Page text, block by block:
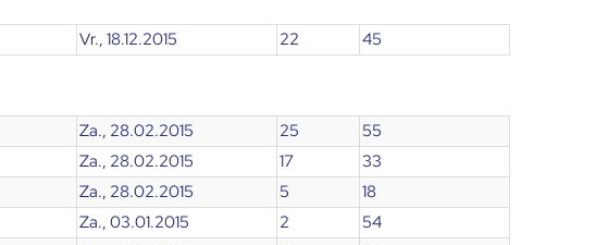
Vr., 18.12.2015 22 45
Za., 28.02.2015 25
55
Za., 28.02.2015 17
33
Za., 28.02.2015 5
18
Za., 03.01.2015 2
54